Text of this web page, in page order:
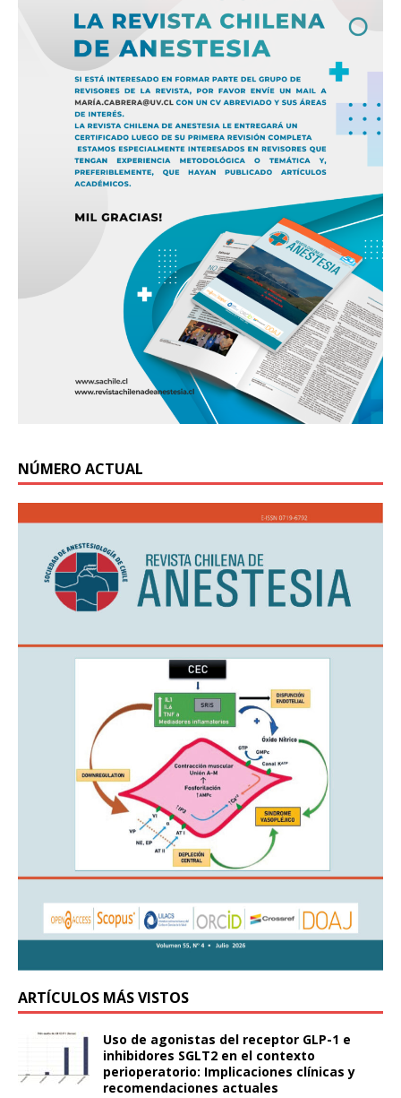
NÚMERO ACTUAL
ARTÍCULOS MÁS VISTOS
Uso de agonistas del receptor GLP-1 e
inhibidores SGLT2 en el contexto
perioperatorio: Implicaciones clínicas y
recomendaciones actuales